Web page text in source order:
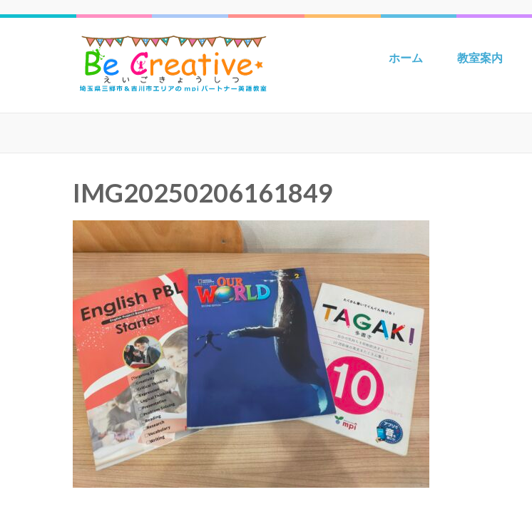
三郷 吉川 mpiパートナ
ホーム 教室案内
IMG20250206161849